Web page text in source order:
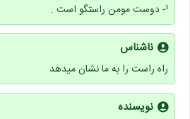
³- دوست مومن راستگو است .
ناشناس
راه راست را به ما نشان میدهد
نویسنده